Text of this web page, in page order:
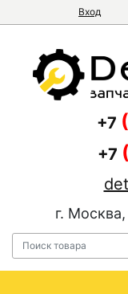
Вход
+7
+7
г.